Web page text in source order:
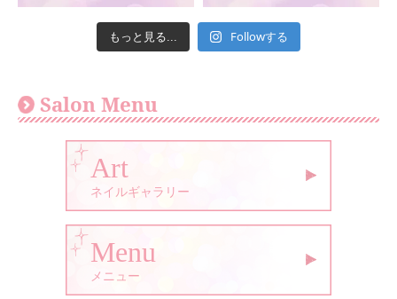
もっと見る... Followする
Salon Menu
Art
ネイルギャラリー
Menu
メニュー